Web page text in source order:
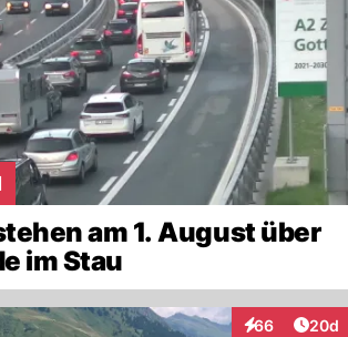
am 1. August über
im Stau
66
Interaktionen
20d